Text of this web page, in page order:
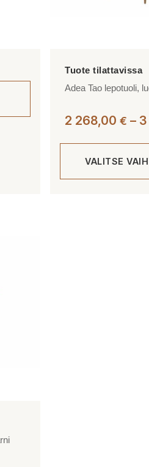
Adea Tao lepotuoli,
2 268,00 € –
VALITSE